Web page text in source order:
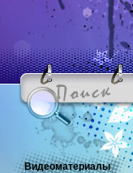
Видеоматериалы